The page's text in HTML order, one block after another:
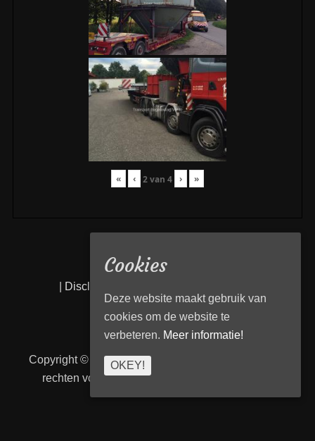
« ‹ 2van 4 › »
Disclaimer
Copyright © 2026Transport Begeleiding Venlo
rechten voorbehouden. | TBVenlo door
Cookies
Deze website maakt gebruik van
cookies om de website te
verbeteren. Meer informatie!
OKEY!